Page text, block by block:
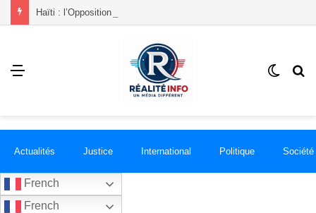
Menu
Switch
Actualités Justice International Politique Société
French
French